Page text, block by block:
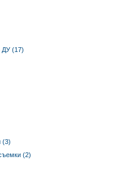
ДУ (17)
(3)
(2)